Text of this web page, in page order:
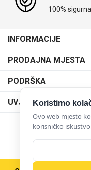
100%
INFORMACIJE
SVIJET MASKICA d.o.o.
Aleja javora 13,
PRODAJNA MJESTA
Poslovnica Trešnjevka
Poslovnica Dubrava
Poslovnica Kvatrić
Poslovnica Velika Gorica
Poslovnica Karlovac
Poslovnica Ilica
PODRŠKA
Dostava
O nama
Karijera u maskice.hr
Zakupi franšizu
UVJETI KORIŠTENJA
Klub vjernosti
Pravne napomene
Koristimo
Ovo web mjesto
korisničko